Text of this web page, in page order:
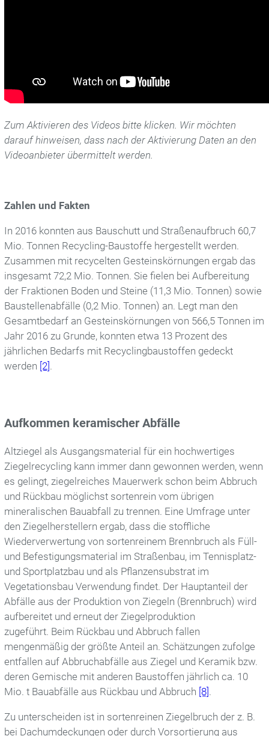
Zum Aktivieren des Videos bitte klicken. Wir möchten
darauf hinweisen, dass nach der Aktivierung Daten an den
Videoanbieter übermittelt werden.
Zahlen und Fakten
In 2016 konnten aus Bauschutt und Straßenaufbruch 60,7
Mio. Tonnen Recycling-Baustoffe hergestellt werden.
Zusammen mit recycelten Gesteinskörnungen ergab das
insgesamt 72,2 Mio. Tonnen. Sie fielen bei Aufbereitung
der Fraktionen Boden und Steine (11,3 Mio. Tonnen) sowie
Baustellenabfälle (0,2 Mio. Tonnen) an. Legt man den
Gesamtbedarf an Gesteinskörnungen von 566,5 Tonnen im
Jahr 2016 zu Grunde, konnten etwa 13 Prozent des
jährlichen Bedarfs mit Recyclingbaustoffen gedeckt
werden [2].
Aufkommen keramischer Abfälle
Altziegel als Ausgangsmaterial für ein hochwertiges
Ziegelrecycling kann immer dann gewonnen werden, wenn
es gelingt, ziegelreiches Mauerwerk schon beim Abbruch
und Rückbau möglichst sortenrein vom übrigen
mineralischen Bauabfall zu trennen. Eine Umfrage unter
den Ziegelherstellern ergab, dass die stoffliche
Wiederverwertung von sortenreinem Brennbruch als Füll-
und Befestigungsmaterial im Straßenbau, im Tennisplatz-
und Sportplatzbau und als Pflanzensubstrat im
Vegetationsbau Verwendung findet. Der Hauptanteil der
Abfälle aus der Produktion von Ziegeln (Brennbruch) wird
aufbereitet und erneut der Ziegelproduktion
zugeführt. Beim Rückbau und Abbruch fallen
mengenmäßig der größte Anteil an. Schätzungen zufolge
entfallen auf Abbruchabfälle aus Ziegel und Keramik bzw.
deren Gemische mit anderen Baustoffen jährlich ca. 10
Mio. t Bauabfälle aus Rückbau und Abbruch [8] .
Zu unterscheiden ist in sortenreinen Ziegelbruch der z. B.
bei Dachumdeckungen oder durch Vorsortierung aus